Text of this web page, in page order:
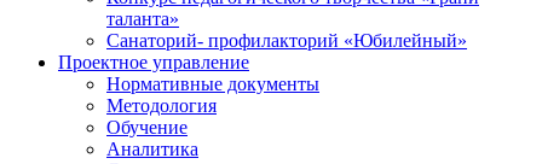
таланта»
Санаторий- профилакторий «Юбилейный»
Проектное управление
Нормативные документы
Методология
Обучение
Аналитика